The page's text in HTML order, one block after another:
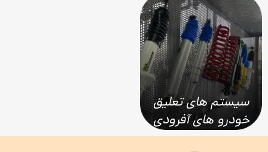
سیستم های تعلیق
خودرو های آفرودی